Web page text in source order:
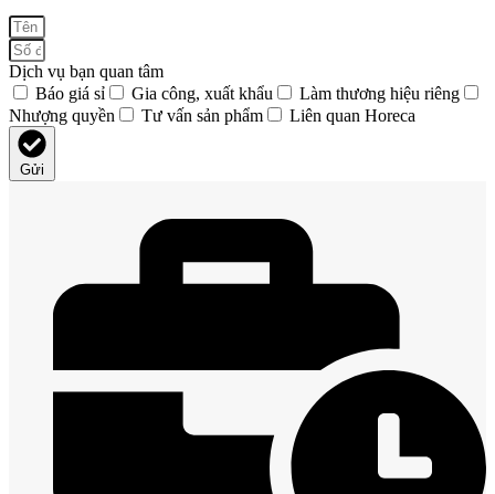
Dịch vụ bạn quan tâm
Báo giá sỉ
Gia công, xuất khẩu
Làm thương hiệu riêng
Nhượng quyền
Tư vấn sản phẩm Liên quan Horeca
Gửi